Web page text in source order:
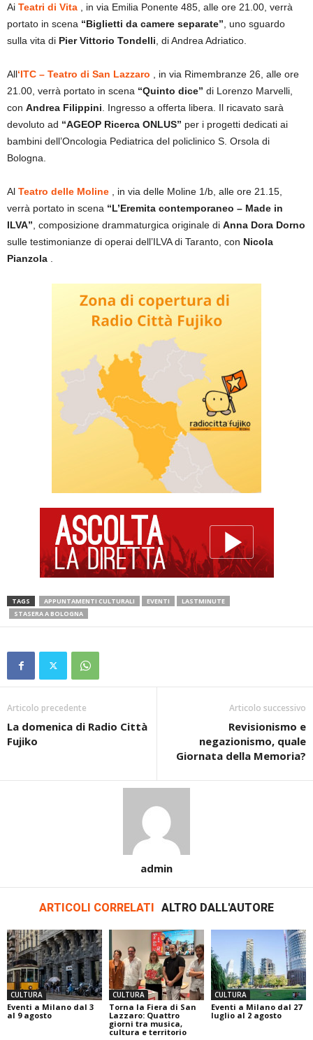
Ai Teatri di Vita
, in via Emilia Ponente 485, alle ore 21.00, verrà
portato in scena “Biglietti da camere separate” , uno sguardo
sulla vita di Pier Vittorio Tondelli , di Andrea Adriatico.
All‘ITC – Teatro di San Lazzaro
, in via Rimembranze 26, alle ore
21.00, verrà portato in scena “Quinto dice” di Lorenzo Marvelli,
con Andrea Filippini . Ingresso a offerta libera. Il ricavato sarà
devoluto ad “AGEOP Ricerca ONLUS” per i progetti dedicati ai
bambini dell’Oncologia Pediatrica del policlinico S. Orsola di
Bologna.
Al Teatro delle Moline
, in via delle Moline 1/b, alle ore 21.15,
verrà portato in scena “L’Eremita contemporaneo – Made in
ILVA” , composizione drammaturgica originale di Anna Dora Dorno
sulle testimonianze di operai dell’ILVA di Taranto, con Nicola
Pianzola
TAGS APPUNTAMENTI CULTURALI EVENTI
LASTMINUTE
STASERA A BOLOGNA
Articolo precedente
La domenica di Radio Città
Fujiko
Articolo successivo
Revisionismo e
negazionismo, quale
Giornata della Memoria?
admin
ARTICOLI CORRELATI ALTRO DALL'AUTORE
CULTURA
Eventi a Milano dal 3
al 9 agosto
CULTURA
Torna la Fiera di San
Lazzaro: Quattro
giorni tra musica,
cultura e territorio
CULTURA
Eventi a Milano dal 27
luglio al 2 agosto